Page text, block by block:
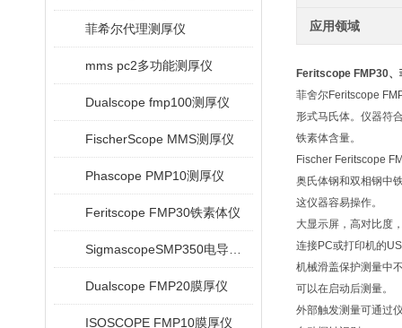
菲希尔代理测厚仪
mms pc2多功能测厚仪
Dualscope fmp100测厚仪
FischerScope MMS测厚仪
Phascope PMP10测厚仪
Feritscope FMP30铁素体仪
Dualscope FMP20膜厚仪
ISOSCOPE FMP10膜厚仪
应用领域
Feritscope FMP30、
菲舍尔Feritscope
形式马氏体。仪器符
铁素体含量。
Fischer Feritscope
奥氏体钢和双相钢中
这仪器容易操作。
大显示屏，高对比度
连接PC或打印机的
机械滑盖保护测量中
可以在启动后测量。
外部触发测量可通过